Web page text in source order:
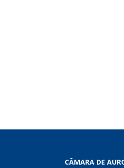
CÂMARA DE